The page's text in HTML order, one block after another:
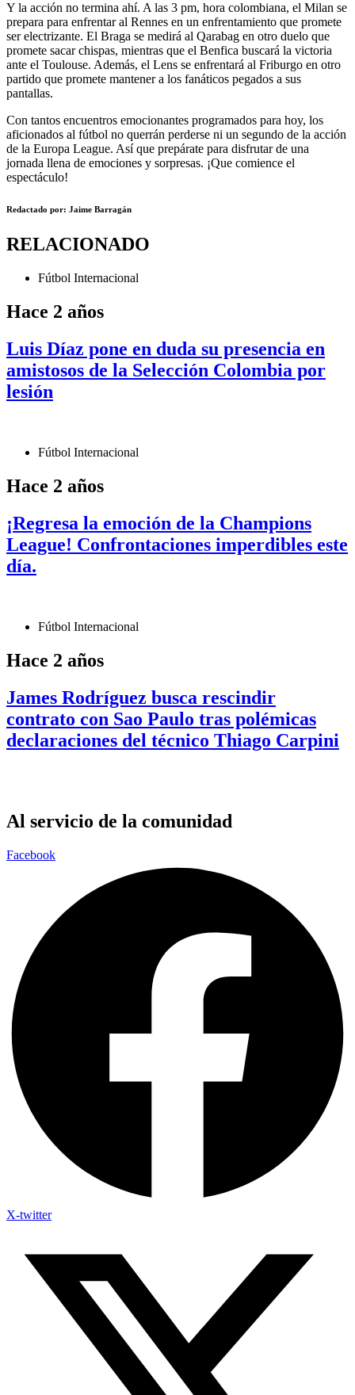
Y la acción no termina ahí. A las 3 pm, hora colombiana, el Milan se
prepara para enfrentar al Rennes en un enfrentamiento que promete
ser electrizante. El Braga se medirá al Qarabag en otro duelo que
promete sacar chispas, mientras que el Benfica buscará la victoria
ante el Toulouse. Además, el Lens se enfrentará al Friburgo en otro
partido que promete mantener a los fanáticos pegados a sus
pantallas.
Con tantos encuentros emocionantes programados para hoy, los
aficionados al fútbol no querrán perderse ni un segundo de la acción
de la Europa League. Así que prepárate para disfrutar de una
jornada llena de emociones y sorpresas. ¡Que comience el
espectáculo!
Redactado por: Jaime Barragán
RELACIONADO
Fútbol Internacional
Hace 2 años
Luis Díaz pone en duda su presencia en
amistosos de la Selección Colombia por
lesión
Fútbol Internacional
Hace 2 años
¡Regresa la emoción de la Champions
League! Confrontaciones imperdibles este
día.
Fútbol Internacional
Hace 2 años
James Rodríguez busca rescindir
contrato con Sao Paulo tras polémicas
declaraciones del técnico Thiago Carpini
Al servicio de la comunidad
Facebook
X-twitter